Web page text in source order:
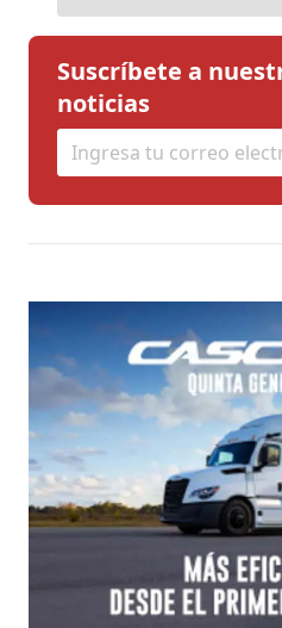
Suscríbete a
noticias